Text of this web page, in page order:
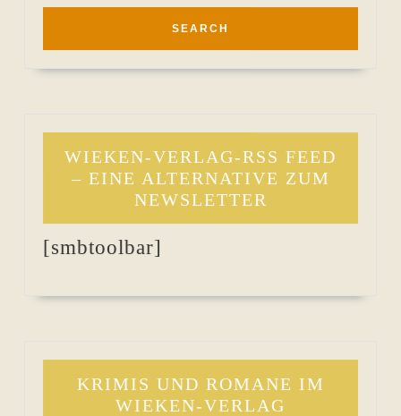
WIEKEN-VERLAG-RSS FEED
– EINE ALTERNATIVE ZUM
NEWSLETTER
[smbtoolbar]
KRIMIS UND ROMANE IM
WIEKEN-VERLAG